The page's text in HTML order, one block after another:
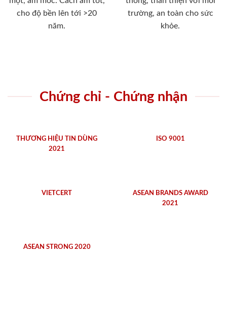
cho độ bền lên tới >20
năm.
trường, an toàn cho sức
khỏe.
Chứng chỉ - Chứng nhận
THƯƠNG HIỆU TIN DÙNG
2021
ISO 9001
VIETCERT
ASEAN BRANDS AWARD
2021
ASEAN STRONG 2020